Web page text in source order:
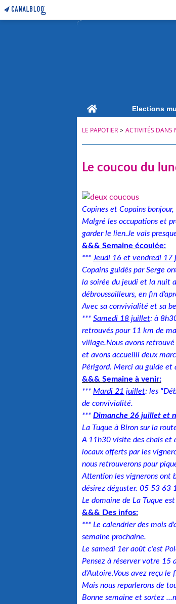
Home Elections
LE PAPOTIER > ACTIVITÉS DANS
Le coucou du
Copines et Copains bonjour,
Malgré les occupations et
garder le lien.Je vais
&&& Semaine écoulée:
*** Jeudi 16 et vendredi 17
Copains guidés par Serge
la soirée du jeudi et la nuit
débroussailleurs, en fin
Avec sa convivialité et sa
*** Samedi 18 juillet: à
retrouvés pour 11 km de
village.Nous avons
et avons accueilli deux
Périgord. Merci au guide et
&&& Semaine à venir:
*** Mardi 21 juillet: les
de convivialité.
*** Dimanche 26 juillet et
La Tuque à Biron sur la
A 11h30 visite des chais et
locaux offerts par les
nous retrouverons pour
Attention les vignerons ont
désirez déguster. 05 53
Le domaine de La Tuque
&&& Des infos:
*** Le calendrier des mois
semaine prochaine.
Le samedi 1er août c'est
Pensez à réserver votre 15
d'Autoire.Vous avez reçu le
Mais nous reparlerons de
Bonne semaine et sortez